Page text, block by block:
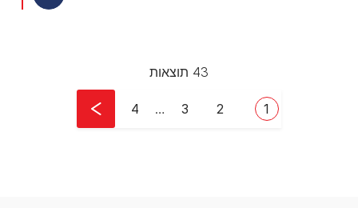
43 תוצאות
Current page
1 עמוד
2 עמוד
3
…
Last page
4